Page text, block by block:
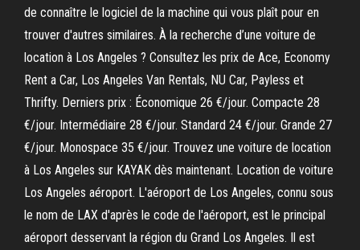
de connaître le logiciel de la machine qui vous plaît pour en
trouver d'autres similaires. À la recherche d’une voiture de
location à Los Angeles ? Consultez les prix de Ace, Economy
Rent a Car, Los Angeles Van Rentals, NU Car, Payless et
Thrifty. Derniers prix : Économique 26 €/jour. Compacte 28
€/jour. Intermédiaire 28 €/jour. Standard 24 €/jour. Grande 27
€/jour. Monospace 35 €/jour. Trouvez une voiture de location
à Los Angeles sur KAYAK dès maintenant. Location de voiture
Los Angeles aéroport. L'aéroport de Los Angeles, connu sous
le nom de LAX d'après le code de l'aéroport, est le principal
aéroport desservant la région du Grand Los Angeles. Il est